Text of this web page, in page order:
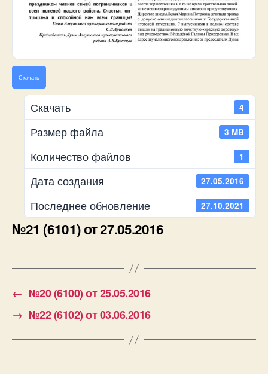
Скачать
Скачать 4
Размер файла 3 MB
Количество файлов 1
Дата создания 27.05.2016
Последнее обновление 27.10.2021
№21 (6101) от 27.05.2016
← №20 (6100) от 25.05.2016
→ №22 (6102) от 03.06.2016